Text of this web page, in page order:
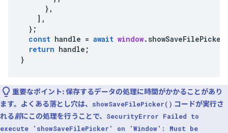
},
],
};
const handle = await window. showSaveFilePicker
return handle ;
}
重要なポイント:保存するデータの処理に時間がかかることがあり
ます。よくある落とし穴は、
showSaveFilePicker() コードが実行さ
れる前にこの処理を行うことで、
SecurityError Failed to
execute 'showSaveFilePicker' on 'Window': Must be